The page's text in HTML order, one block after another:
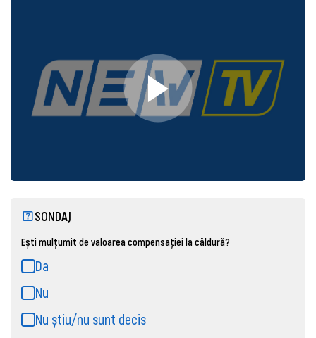
SONDAJ
Ești mulțumit de valoarea compensației la căldură?
Da
Nu
Nu știu/nu sunt decis